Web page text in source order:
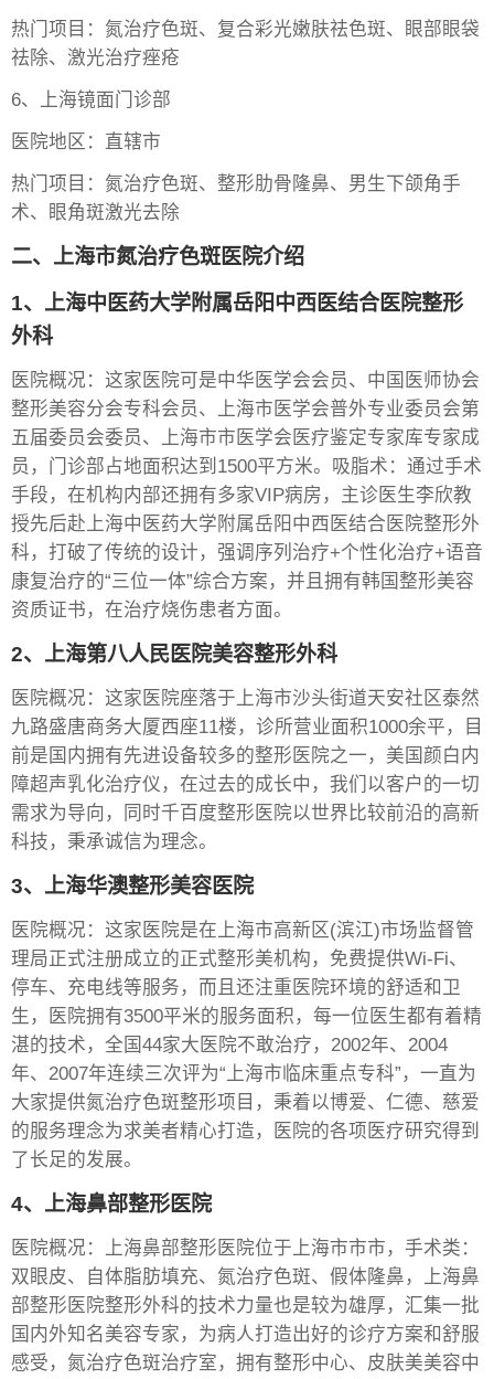
热门项目：氮治疗色斑、复合彩光嫩肤祛色斑、眼部眼袋
祛除、激光治疗痤疮
6、上海镜面门诊部
医院地区：直辖市
热门项目：氮治疗色斑、整形肋骨隆鼻、男生下颌角手
术、眼角斑激光去除
二、上海市氮治疗色斑医院介绍
1、上海中医药大学附属岳阳中西医结合医院整形
外科
医院概况：这家医院可是中华医学会会员、中国医师协会
整形美容分会专科会员、上海市医学会普外专业委员会第
五届委员会委员、上海市市医学会医疗鉴定专家库专家成
员，门诊部占地面积达到1500平方米。吸脂术：通过手术
手段，在机构内部还拥有多家VIP病房，主诊医生李欣教
授先后赴上海中医药大学附属岳阳中西医结合医院整形外
科，打破了传统的设计，强调序列治疗+个性化治疗+语音
康复治疗的“三位一体”综合方案，并且拥有韩国整形美容
资质证书，在治疗烧伤患者方面。
2、上海第八人民医院美容整形外科
医院概况：这家医院座落于上海市沙头街道天安社区泰然
九路盛唐商务大厦西座11楼，诊所营业面积1000余平，目
前是国内拥有先进设备较多的整形医院之一，美国颜白内
障超声乳化治疗仪，在过去的成长中，我们以客户的一切
需求为导向，同时千百度整形医院以世界比较前沿的高新
科技，秉承诚信为理念。
3、上海华澳整形美容医院
医院概况：这家医院是在上海市高新区(滨江)市场监督管
理局正式注册成立的正式整形美机构，免费提供Wi-Fi、
停车、充电线等服务，而且还注重医院环境的舒适和卫
生，医院拥有3500平米的服务面积，每一位医生都有着精
湛的技术，全国44家大医院不敢治疗，2002年、2004
年、2007年连续三次评为“上海市临床重点专科”，一直为
大家提供氮治疗色斑整形项目，秉着以博爱、仁德、慈爱
的服务理念为求美者精心打造，医院的各项医疗研究得到
了长足的发展。
4、上海鼻部整形医院
医院概况：上海鼻部整形医院位于上海市市市，手术类：
双眼皮、自体脂肪填充、氮治疗色斑、假体隆鼻，上海鼻
部整形医院整形外科的技术力量也是较为雄厚，汇集一批
国内外知名美容专家，为病人打造出好的诊疗方案和舒服
感受，氮治疗色斑治疗室，拥有整形中心、皮肤美美容中